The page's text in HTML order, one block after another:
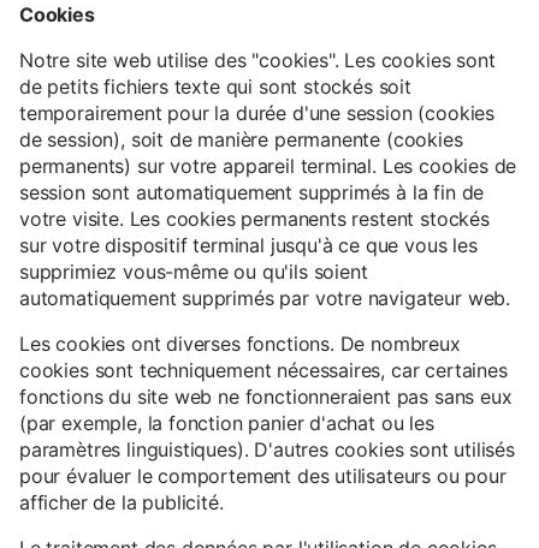
Cookies
Notre site web utilise des "cookies". Les cookies sont
de petits fichiers texte qui sont stockés soit
temporairement pour la durée d'une session (cookies
de session), soit de manière permanente (cookies
permanents) sur votre appareil terminal. Les cookies de
session sont automatiquement supprimés à la fin de
votre visite. Les cookies permanents restent stockés
sur votre dispositif terminal jusqu'à ce que vous les
supprimiez vous-même ou qu'ils soient
automatiquement supprimés par votre navigateur web.
Les cookies ont diverses fonctions. De nombreux
cookies sont techniquement nécessaires, car certaines
fonctions du site web ne fonctionneraient pas sans eux
(par exemple, la fonction panier d'achat ou les
paramètres linguistiques). D'autres cookies sont utilisés
pour évaluer le comportement des utilisateurs ou pour
afficher de la publicité.